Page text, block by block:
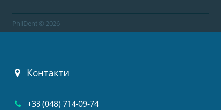
PhilDent © 2026
Контакти
+38 (048) 714-09-74